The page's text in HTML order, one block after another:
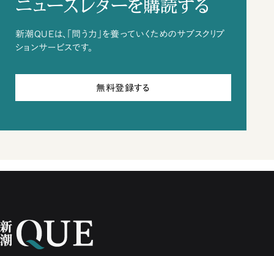
ニュースレターを購読する
新潮QUEは、「問う力」を養っていくためのサブスクリプ
ションサービスです。
無料登録する